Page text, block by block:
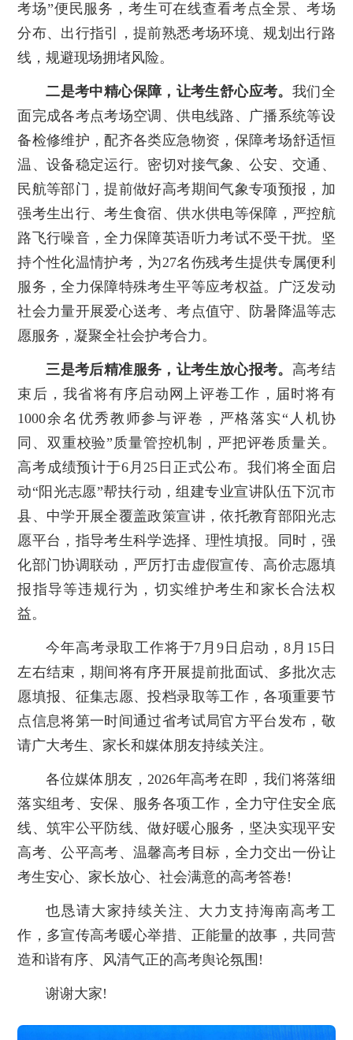
考场”便民服务，考生可在线查看考点全景、考场
分布、出行指引，提前熟悉考场环境、规划出行路
线，规避现场拥堵风险。
二是考中精心保障，让考生舒心应考。 我们全
面完成各考点考场空调、供电线路、广播系统等设
备检修维护，配齐各类应急物资，保障考场舒适恒
温、设备稳定运行。密切对接气象、公安、交通、
民航等部门，提前做好高考期间气象专项预报，加
强考生出行、考生食宿、供水供电等保障，严控航
路飞行噪音，全力保障英语听力考试不受干扰。坚
持个性化温情护考，为27名伤残考生提供专属便利
服务，全力保障特殊考生平等应考权益。广泛发动
社会力量开展爱心送考、考点值守、防暑降温等志
愿服务，凝聚全社会护考合力。
三是考后精准服务，让考生放心报考。 高考结
束后，我省将有序启动网上评卷工作，届时将有
1000余名优秀教师参与评卷，严格落实“人机协
同、双重校验”质量管控机制，严把评卷质量关。
高考成绩预计于6月25日正式公布。我们将全面启
动“阳光志愿”帮扶行动，组建专业宣讲队伍下沉市
县、中学开展全覆盖政策宣讲，依托教育部阳光志
愿平台，指导考生科学选择、理性填报。同时，强
化部门协调联动，严厉打击虚假宣传、高价志愿填
报指导等违规行为，切实维护考生和家长合法权
益。
今年高考录取工作将于7月9日启动，8月15日
左右结束，期间将有序开展提前批面试、多批次志
愿填报、征集志愿、投档录取等工作，各项重要节
点信息将第一时间通过省考试局官方平台发布，敬
请广大考生、家长和媒体朋友持续关注。
各位媒体朋友，2026年高考在即，我们将落细
落实组考、安保、服务各项工作，全力守住安全底
线、筑牢公平防线、做好暖心服务，坚决实现平安
高考、公平高考、温馨高考目标，全力交出一份让
考生安心、家长放心、社会满意的高考答卷!
也恳请大家持续关注、大力支持海南高考工
作，多宣传高考暖心举措、正能量的故事，共同营
造和谐有序、风清气正的高考舆论氛围!
谢谢大家!